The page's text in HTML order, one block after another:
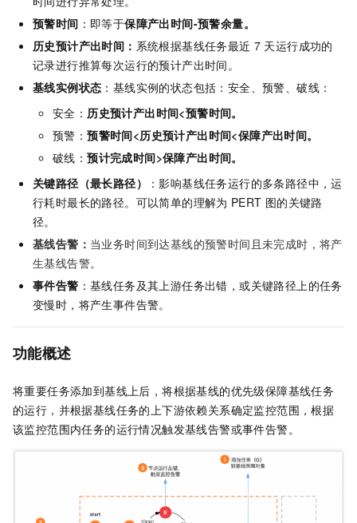
预警时间 ：即等于保障产出时间-预警余量。
历史预计产出时间： 系统根据基线任务最近 7 天运行成功的
记录进行推算每次运行的预计产出时间。
基线实例状态 ：基线实例的状态包括：安全、预警、破线：
安全： 历史预计产出时间<预警时间。
预警：预警时间<历史预计产出时间<保障产出时间。
破线：预计完成时间>保障产出时间。
关键路径（最长路径）
：影响基线任务运行的多条路径中，运
行耗时最长的路径。可以简单的理解为 PERT 图的关键路
径。
基线告警： 当业务时间到达基线的预警时间且未完成时，将产
生基线告警。
事件告警 ：基线任务及其上游任务出错，或关键路径上的任务
变慢时，将产生事件告警。
功能概述
将重要任务添加到基线上后，将根据基线的优先级保障基线任务
的运行，并根据基线任务的上下游依赖关系确定监控范围，根据
该监控范围内任务的运行情况触发基线告警或事件告警。